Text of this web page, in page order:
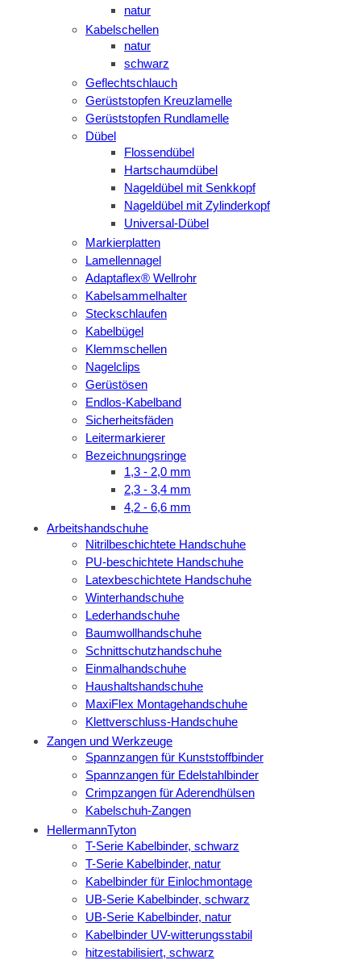
natur
Kabelschellen
natur
schwarz
Geflechtschlauch
Gerüststopfen Kreuzlamelle
Gerüststopfen Rundlamelle
Dübel
Flossendübel
Hartschaumdübel
Nageldübel mit Senkkopf
Nageldübel mit Zylinderkopf
Universal-Dübel
Markierplatten
Lamellennagel
Adaptaflex® Wellrohr
Kabelsammelhalter
Steckschlaufen
Kabelbügel
Klemmschellen
Nagelclips
Gerüstösen
Endlos-Kabelband
Sicherheitsfäden
Leitermarkierer
Bezeichnungsringe
1,3 - 2,0 mm
2,3 - 3,4 mm
4,2 - 6,6 mm
Arbeitshandschuhe
Nitrilbeschichtete Handschuhe
PU-beschichtete Handschuhe
Latexbeschichtete Handschuhe
Winterhandschuhe
Lederhandschuhe
Baumwollhandschuhe
Schnittschutzhandschuhe
Einmalhandschuhe
Haushaltshandschuhe
MaxiFlex Montagehandschuhe
Klettverschluss-Handschuhe
Zangen und Werkzeuge
Spannzangen für Kunststoffbinder
Spannzangen für Edelstahlbinder
Crimpzangen für Aderendhülsen
Kabelschuh-Zangen
HellermannTyton
T-Serie Kabelbinder, schwarz
T-Serie Kabelbinder, natur
Kabelbinder für Einlochmontage
UB-Serie Kabelbinder, schwarz
UB-Serie Kabelbinder, natur
Kabelbinder UV-witterungsstabil
hitzestabilisiert, schwarz